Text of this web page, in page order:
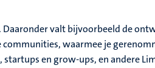
valt bijvoorbeeld de
waarmee je
en grow-ups, en andere